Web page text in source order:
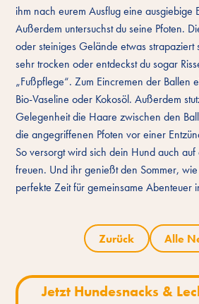
ihm nach eurem Ausflug eine ausgiebige
Außerdem untersuchst du seine Pfoten.
oder steiniges Gelände etwas strapaziert
sehr trocken oder entdeckst du sogar
„Fußpflege“. Zum Eincremen der Ballen
Bio-Vaseline oder Kokosöl. Außerdem
Gelegenheit die Haare zwischen den
die angegriffenen Pfoten vor einer
So versorgt wird sich dein Hund auch
freuen. Und ihr genießt den Sommer,
perfekte Zeit für gemeinsame Abenteuer
Zurück Alle
Jetzt Hundesnacks &